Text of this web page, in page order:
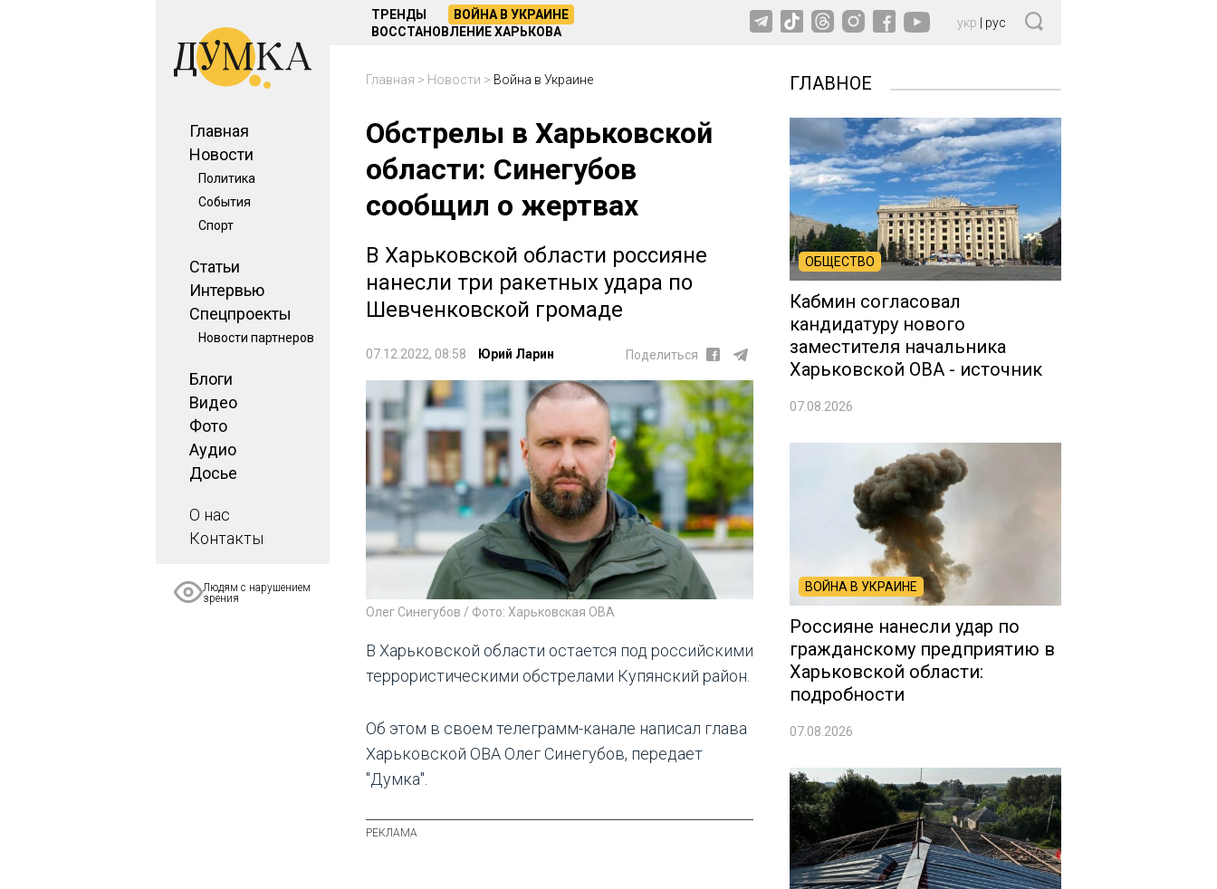
Главная
Новости
Политика
События
Спорт
Статьи
Интервью
Спецпроекты
Новости партнеров
Блоги
Видео
Фото
Аудио
Досье
О нас
Контакты
Людям с нарушением
зрения
ТРЕНДЫ
ВОЙНА В УКРАИНЕ
ВОССТАНОВЛЕНИЕ ХАРЬКОВА
укр рус
Главная > Новости > Война в Украине
Обстрелы в Харьковской
области: Синегубов
сообщил о жертвах
В Харьковской области россияне
нанесли три ракетных удара по
Шевченковской громаде
07.12.2022, 08:58 Юрий Ларин Поделиться
Олег Синегубов / Фото: Харьковская ОВА
В Харьковской области остается под российскими
террористическими обстрелами Купянский район.
Об этом в своем телеграмм-канале написал глава
Харьковской ОВА Олег Синегубов, передает
"Думка".
ГЛАВНОЕ
ОБЩЕСТВО
Кабмин согласовал
кандидатуру нового
заместителя начальника
Харьковской ОВА - источник
07.08.2026
ВОЙНА В УКРАИНЕ
Россияне нанесли удар по
гражданскому предприятию в
Харьковской области:
подробности
07.08.2026